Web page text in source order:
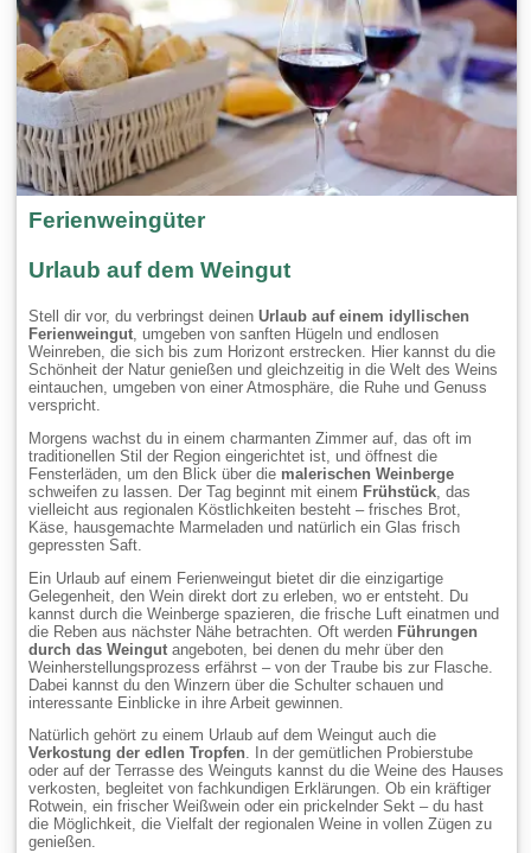
Ferienweingüter
Urlaub auf dem Weingut
Stell dir vor, du verbringst deinen Urlaub auf einem idyllischen
Ferienweingut , umgeben von sanften Hügeln und endlosen
Weinreben, die sich bis zum Horizont erstrecken. Hier kannst du die
Schönheit der Natur genießen und gleichzeitig in die Welt des Weins
eintauchen, umgeben von einer Atmosphäre, die Ruhe und Genuss
verspricht.
Morgens wachst du in einem charmanten Zimmer auf, das oft im
traditionellen Stil der Region eingerichtet ist, und öffnest die
Fensterläden, um den Blick über die malerischen Weinberge
schweifen zu lassen. Der Tag beginnt mit einem Frühstück , das
vielleicht aus regionalen Köstlichkeiten besteht – frisches Brot,
Käse, hausgemachte Marmeladen und natürlich ein Glas frisch
gepressten Saft.
Ein Urlaub auf einem Ferienweingut bietet dir die einzigartige
Gelegenheit, den Wein direkt dort zu erleben, wo er entsteht. Du
kannst durch die Weinberge spazieren, die frische Luft einatmen und
die Reben aus nächster Nähe betrachten. Oft werden Führungen
durch das Weingut angeboten, bei denen du mehr über den
Weinherstellungsprozess erfährst – von der Traube bis zur Flasche.
Dabei kannst du den Winzern über die Schulter schauen und
interessante Einblicke in ihre Arbeit gewinnen.
Natürlich gehört zu einem Urlaub auf dem Weingut auch die
Verkostung der edlen Tropfen. In der gemütlichen Probierstube
oder auf der Terrasse des Weinguts kannst du die Weine des Hauses
verkosten, begleitet von fachkundigen Erklärungen. Ob ein kräftiger
Rotwein, ein frischer Weißwein oder ein prickelnder Sekt – du hast
die Möglichkeit, die Vielfalt der regionalen Weine in vollen Zügen zu
genießen.